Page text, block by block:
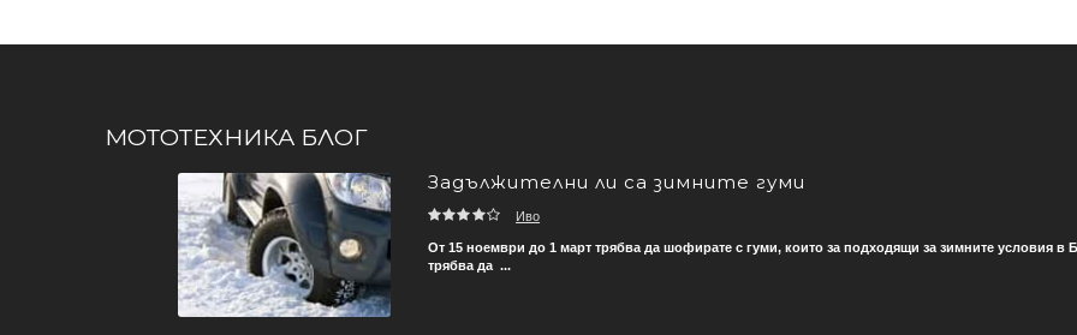
МОТОТЕХНИКА БЛОГ
Задължителни ли са зимните гуми
Иво
От 15 ноември до 1 март трябва да шофирате с гуми, които за подходящи за зимните условия в
трябва да ...